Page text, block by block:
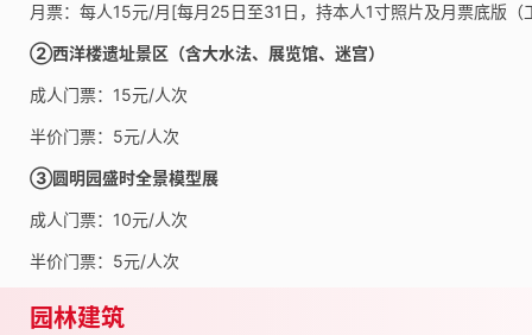
月票：每人15元/月[每月25日至31日，持本人1寸照片及月票底版
②西洋楼遗址景区（含大水法、展览馆、迷宫）
成人门票：15元/人次
半价门票：5元/人次
③圆明园盛时全景模型展
成人门票：10元/人次
半价门票：5元/人次
园林建筑